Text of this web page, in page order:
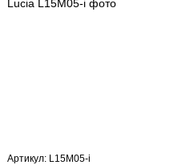
Артикул: L15M05-i